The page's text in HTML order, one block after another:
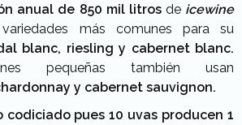
anual de 850 mil litrosde icewine
más comunes para su
blanc, riesling y cabernet blanc.
pequeñas también usan
y cabernet sauvignon.
codiciado pues 10 uvas producen 1